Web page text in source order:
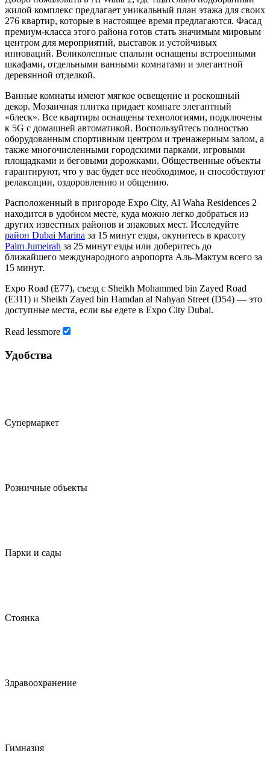
жилой комплекс предлагает уникальный план этажа для своих
276 квартир, которые в настоящее время предлагаются. Фасад
премиум-класса этого района готов стать значимым мировым
центром для мероприятий, выставок и устойчивых
инноваций. Великолепные спальни оснащены встроенными
шкафами, отдельными ванными комнатами и элегантной
деревянной отделкой.
Ванные комнаты имеют мягкое освещение и роскошный
декор. Мозаичная плитка придает комнате элегантный
«блеск». Все квартиры оснащены технологиями, подключены
к 5G с домашней автоматикой. Воспользуйтесь полностью
оборудованным спортивным центром и тренажерным залом, а
также многочисленными городскими парками, игровыми
площадками и беговыми дорожками. Общественные объекты
гарантируют, что у вас будет все необходимое, и способствуют
релаксации, оздоровлению и общению.
Расположенный в пригороде Expo City, Al Waha Residences 2
находится в удобном месте, куда можно легко добраться из
других известных районов и знаковых мест. Исследуйте
район Dubai Marina за 15 минут езды, окунитесь в красоту
Palm Jumeirah за 25 минут езды или доберитесь до
ближайшего международного аэропорта Аль-Мактум всего за
15 минут.
Expo Road (E77), съезд с Sheikh Mohammed bin Zayed Road
(E311) и Sheikh Zayed bin Hamdan al Nahyan Street (D54) — это
доступные места, если вы едете в Expo City Dubai.
Read lessmore
Удобства
Супермаркет
Розничные объекты
Парки и сады
Стоянка
Здравоохранение
Гимназия